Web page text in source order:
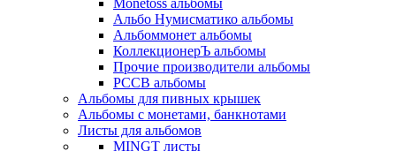
Monetoss альбомы
Альбо Нумисматико альбомы
Альбоммонет альбомы
КоллекционерЪ альбомы
Прочие производители альбомы
РССВ альбомы
Альбомы для пивных крышек
Альбомы с монетами, банкнотами
Листы для альбомов
MINGT листы